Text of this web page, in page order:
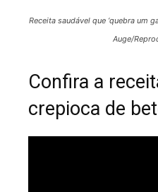
Receita saudável que ‘quebra um
Auge/
Confira a
crepioca de